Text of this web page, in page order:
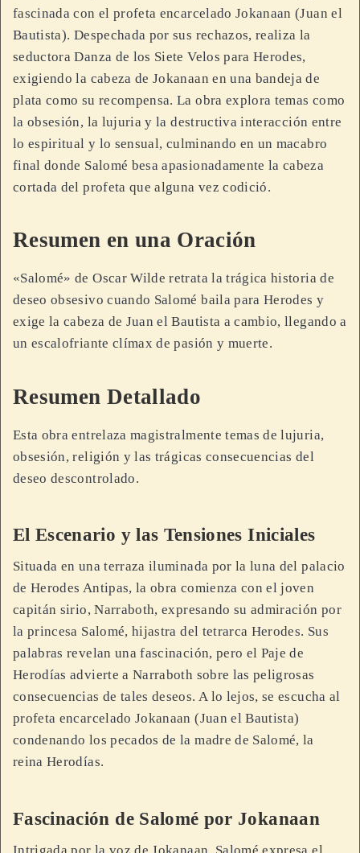
fascinada con el profeta encarcelado Jokanaan (Juan el
Bautista). Despechada por sus rechazos, realiza la
seductora Danza de los Siete Velos para Herodes,
exigiendo la cabeza de Jokanaan en una bandeja de
plata como su recompensa. La obra explora temas como
la obsesión, la lujuria y la destructiva interacción entre
lo espiritual y lo sensual, culminando en un macabro
final donde Salomé besa apasionadamente la cabeza
cortada del profeta que alguna vez codició.
Resumen en una Oración
«Salomé» de Oscar Wilde retrata la trágica historia de
deseo obsesivo cuando Salomé baila para Herodes y
exige la cabeza de Juan el Bautista a cambio, llegando a
un escalofriante clímax de pasión y muerte.
Resumen Detallado
Esta obra entrelaza magistralmente temas de lujuria,
obsesión, religión y las trágicas consecuencias del
deseo descontrolado.
El Escenario y las Tensiones Iniciales
Situada en una terraza iluminada por la luna del palacio
de Herodes Antipas, la obra comienza con el joven
capitán sirio, Narraboth, expresando su admiración por
la princesa Salomé, hijastra del tetrarca Herodes. Sus
palabras revelan una fascinación, pero el Paje de
Herodías advierte a Narraboth sobre las peligrosas
consecuencias de tales deseos. A lo lejos, se escucha al
profeta encarcelado Jokanaan (Juan el Bautista)
condenando los pecados de la madre de Salomé, la
reina Herodías.
Fascinación de Salomé por Jokanaan